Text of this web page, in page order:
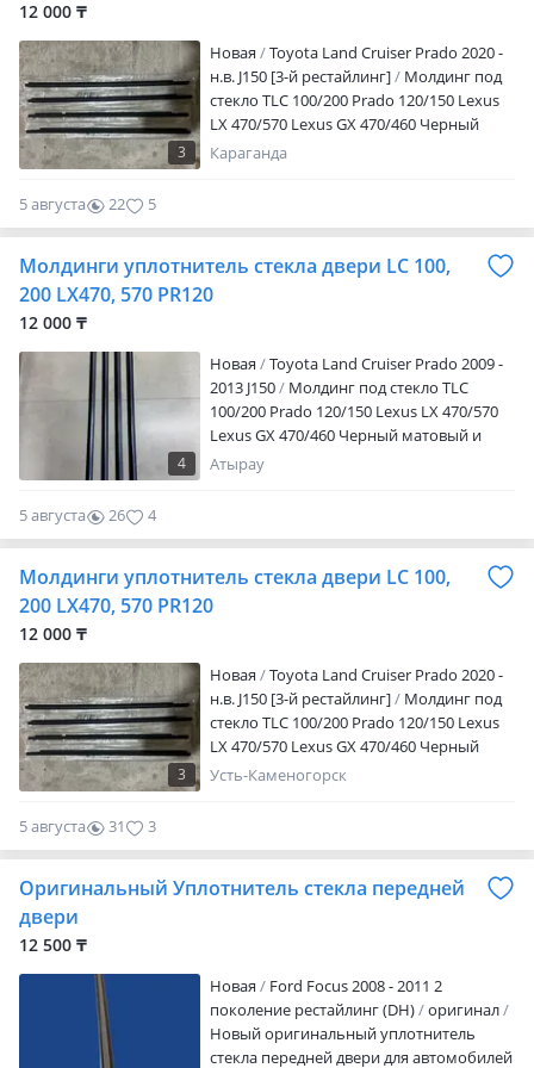
12 000 ₸
3
Новая
Toyota Land Cruiser Prado 2020 -
н.в. J150 [3-й рестайлинг]
Молдинг под
стекло TLC 100/200 Prado 120/150 Lexus
LX 470/570 Lexus GX 470/460 Черный
матовый и хром виде Находимся в
Караганда
5 августа 22 5
Молдинги уплотнитель стекла двери LC 100,
200 LX470, 570 PR120
12 000 ₸
4
Новая
Toyota Land Cruiser Prado 2009 -
2013 J150
Молдинг под стекло TLC
100/200 Prado 120/150 Lexus LX 470/570
Lexus GX 470/460 Черный матовый и
хром виде Находимся в Алматы
Атырау
5 августа 26 4
Молдинги уплотнитель стекла двери LC 100,
200 LX470, 570 PR120
12 000 ₸
3
Новая
Toyota Land Cruiser Prado 2020 -
н.в. J150 [3-й рестайлинг]
Молдинг под
стекло TLC 100/200 Prado 120/150 Lexus
LX 470/570 Lexus GX 470/460 Черный
матовый и хром виде Находимся в
Усть-Каменогорск
5 августа 31 3
Оригинальный Уплотнитель стекла передней
двери
12 500 ₸
Новая
Ford Focus 2008 - 2011 2
поколение рестайлинг (DH)
оригинал
Новый оригинальный уплотнитель
стекла передней двери для автомобилей